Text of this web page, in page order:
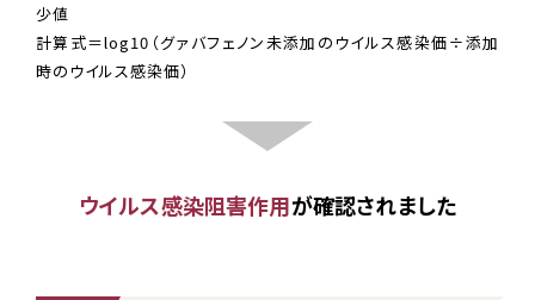
少値
計算式＝log10（グァバフェノン未添加のウイルス感染価÷添加
時のウイルス感染価）
ウイルス感染阻害作用が確認されました